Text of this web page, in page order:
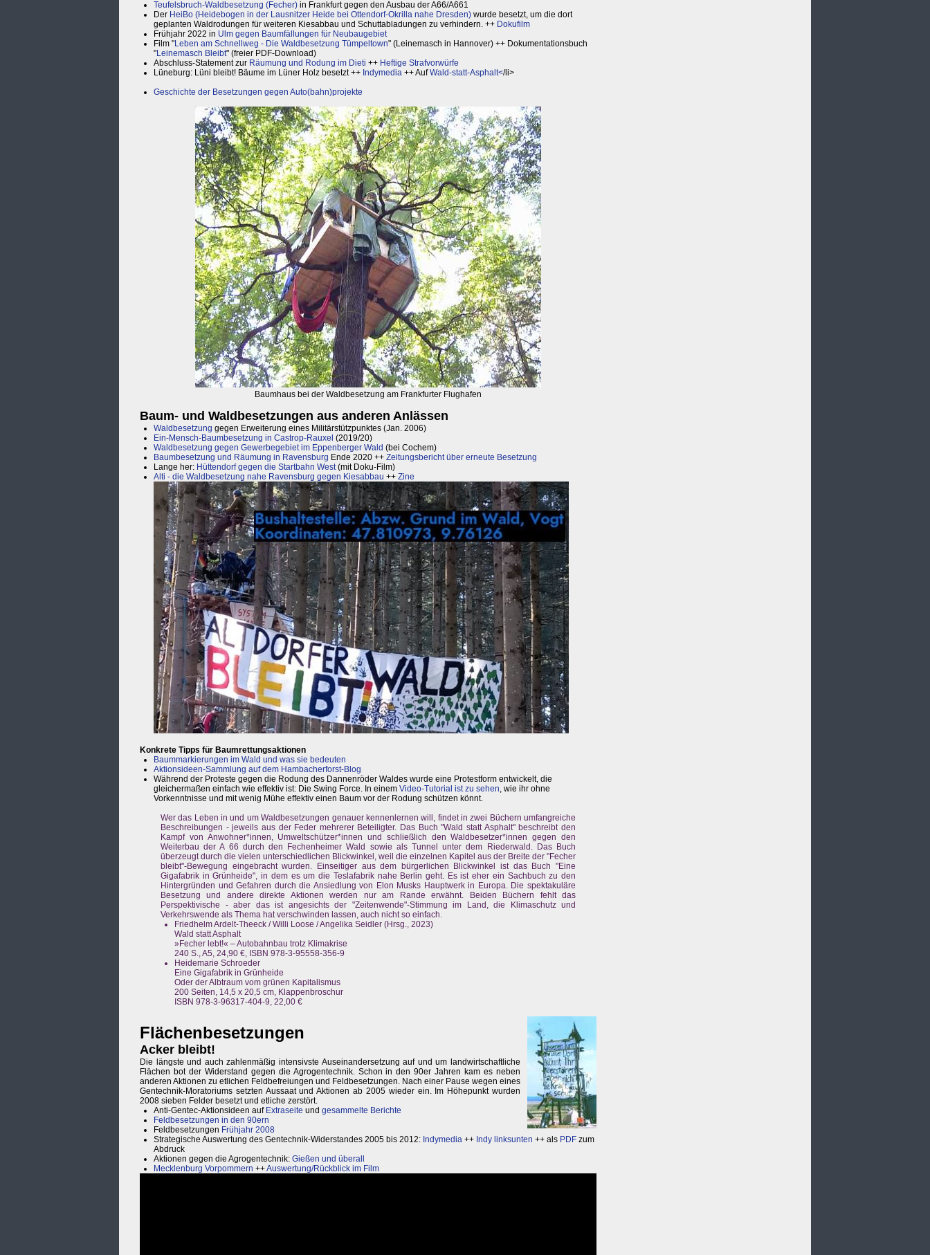
Teufelsbruch-Waldbesetzung (Fecher) in Frankfurt gegen den Ausbau der A66/A661
Der HeiBo (Heidebogen in der Lausnitzer Heide bei Ottendorf-Okrilla nahe Dresden) wurde besetzt, um die dort
geplanten Waldrodungen für weiteren Kiesabbau und Schuttabladungen zu verhindern. ++ Dokufilm
Frühjahr 2022 in Ulm gegen Baumfällungen für Neubaugebiet
Film "Leben am Schnellweg - Die Waldbesetzung Tümpeltown" (Leinemasch in Hannover) ++ Dokumentationsbuch
"Leinemasch Bleibt" (freier PDF-Download)
Abschluss-Statement zur Räumung und Rodung im Dieti ++ Heftige Strafvorwürfe
Lüneburg: Lüni bleibt! Bäume im Lüner Holz besetzt ++ Indymedia ++ AufWald-statt-Asphalt</li>
Geschichte der Besetzungen gegen Auto(bahn)projekte
Baumhaus bei der Waldbesetzung am Frankfurter Flughafen
Baum- und Waldbesetzungen aus anderen Anlässen
Waldbesetzung gegen Erweiterung eines Militärstützpunktes (Jan. 2006)
Ein-Mensch-Baumbesetzung in Castrop-Rauxel (2019/20)
Waldbesetzung gegen Gewerbegebiet im Eppenberger Wald (bei Cochem)
Baumbesetzung und Räumung in Ravensburg Ende 2020 ++ Zeitungsbericht über erneute Besetzung
Lange her: Hüttendorf gegen die Startbahn West(mit Doku-Film)
Alti - die Waldbesetzung nahe Ravensburg gegen Kiesabbau ++ Zine
Konkrete Tipps für Baumrettungsaktionen
Baummarkierungen im Wald und was sie bedeuten
Aktionsideen-Sammlung auf dem Hambacherforst-Blog
Während der Proteste gegen die Rodung des Dannenröder Waldes wurde eine Protestform entwickelt, die
gleichermaßen einfach wie effektiv ist: Die Swing Force. In einem Video-Tutorial ist zu sehen , wie ihr ohne
Vorkenntnisse und mit wenig Mühe effektiv einen Baum vor der Rodung schützen könnt.
Wer das Leben in und um Waldbesetzungen genauer kennenlernen will, findet in zwei Büchern umfangreiche
Beschreibungen - jeweils aus der Feder mehrerer Beteiligter. Das Buch "Wald statt Asphalt" beschreibt den
Kampf von Anwohner*innen, Umweltschützer*innen und schließlich den Waldbesetzer*innen gegen den
Weiterbau der A 66 durch den Fechenheimer Wald sowie als Tunnel unter dem Riederwald. Das Buch
überzeugt durch die vielen unterschiedlichen Blickwinkel, weil die einzelnen Kapitel aus der Breite der "Fecher
bleibt"-Bewegung eingebracht wurden. Einseitiger aus dem bürgerlichen Blickwinkel ist das Buch "Eine
Gigafabrik in Grünheide", in dem es um die Teslafabrik nahe Berlin geht. Es ist eher ein Sachbuch zu den
Hintergründen und Gefahren durch die Ansiedlung von Elon Musks Hauptwerk in Europa. Die spektakuläre
Besetzung und andere direkte Aktionen werden nur am Rande erwähnt. Beiden Büchern fehlt das
Perspektivische - aber das ist angesichts der "Zeitenwende"-Stimmung im Land, die Klimaschutz und
Verkehrswende als Thema hat verschwinden lassen, auch nicht so einfach.
Friedhelm Ardelt-Theeck / Willi Loose / Angelika Seidler (Hrsg., 2023)
Wald statt Asphalt
»Fecher lebt!« – Autobahnbau trotz Klimakrise
240 S., A5, 24,90 €, ISBN 978-3-95558-356-9
Heidemarie Schroeder
Eine Gigafabrik in Grünheide
Oder der Albtraum vom grünen Kapitalismus
200 Seiten, 14,5 x 20,5 cm, Klappenbroschur
ISBN 978-3-96317-404-9, 22,00 €
Flächenbesetzungen
Acker bleibt!
Die längste und auch zahlenmäßig intensivste Auseinandersetzung auf und um landwirtschaftliche
Flächen bot der Widerstand gegen die Agrogentechnik. Schon in den 90er Jahren kam es neben
anderen Aktionen zu etlichen Feldbefreiungen und Feldbesetzungen. Nach einer Pause wegen eines
Gentechnik-Moratoriums setzten Aussaat und Aktionen ab 2005 wieder ein. Im Höhepunkt wurden
2008 sieben Felder besetzt und etliche zerstört.
Anti-Gentec-Aktionsideen auf Extraseite und gesammelte Berichte
Feldbesetzungen in den 90ern
Feldbesetzungen Frühjahr 2008
Strategische Auswertung des Gentechnik-Widerstandes 2005 bis 2012: Indymedia ++ Indy linksunten ++ als PDF zum
Abdruck
Aktionen gegen die Agrogentechnik: Gießen und überall
Mecklenburg Vorpommern ++Auswertung/Rückblick im Film